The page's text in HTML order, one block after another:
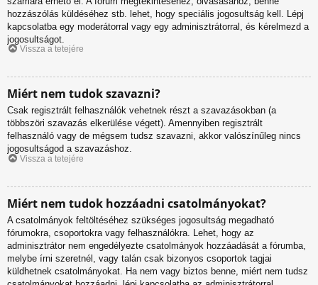
hozzászólás küldéséhez stb. lehet, hogy speciális jogosultság kell. Lépj
kapcsolatba egy moderátorral vagy egy adminisztrátorral, és kérelmezd a
jogosultságot.
Vissza a tetejére
Miért nem tudok szavazni?
Csak regisztrált felhasználók vehetnek részt a szavazásokban (a
többszöri szavazás elkerülése végett). Amennyiben regisztrált
felhasználó vagy de mégsem tudsz szavazni, akkor valószínűleg nincs
jogosultságod a szavazáshoz.
Vissza a tetejére
Miért nem tudok hozzáadni csatolmányokat?
A csatolmányok feltöltéséhez szükséges jogosultság megadható
fórumokra, csoportokra vagy felhasználókra. Lehet, hogy az
adminisztrátor nem engedélyezte csatolmányok hozzáadását a fórumba,
melybe írni szeretnél, vagy talán csak bizonyos csoportok tagjai
küldhetnek csatolmányokat. Ha nem vagy biztos benne, miért nem tudsz